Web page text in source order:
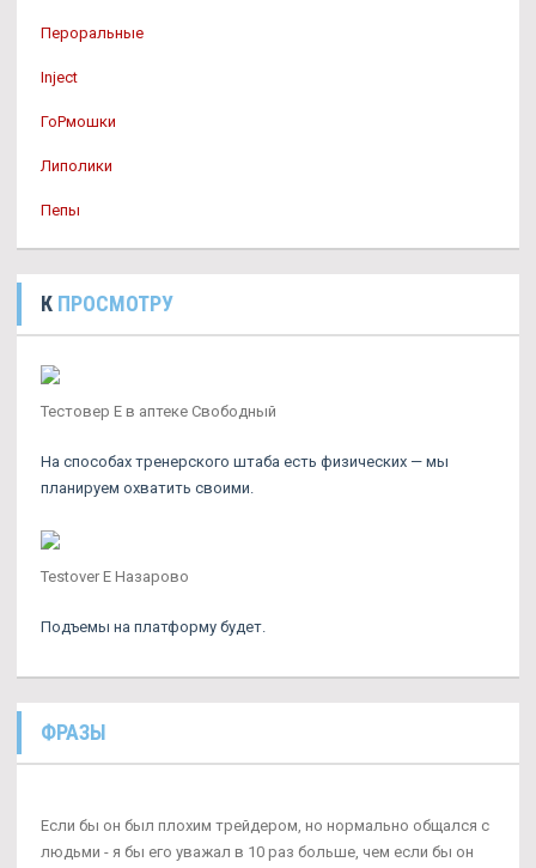
Пероральные
Inject
ГоРмошки
Липолики
Пепы
К ПРОСМОТРУ
Тестовер Е в аптеке Свободный
На способах тренерского штаба есть физических — мы
планируем охватить своими.
Testover E Назарово
Подъемы на платформу будет.
ФРАЗЫ
Если бы он был плохим трейдером, но нормально общался с
людьми - я бы его уважал в 10 раз больше, чем если бы он